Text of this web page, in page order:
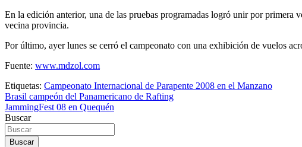
En la edición anterior, una de las pruebas programadas logró unir por
vecina provincia.
Por último, ayer lunes se cerró el campeonato con una exhibición de vuelos
Fuente: www.mdzol.com
Etiquetas: Campeonato Internacional de Parapente 2008 en el Manzano
Navegación
de
entradas
Brasil campeón del Panamericano de Rafting
JammingFest 08 en Quequén
Buscar
Buscar